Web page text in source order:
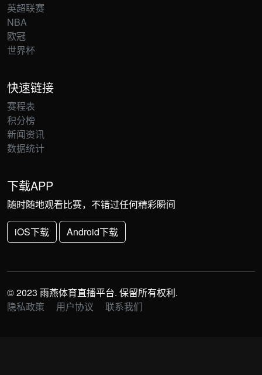
英超联赛
NBA
欧冠
世界杯
快速链接
赛程表
积分榜
新闻资讯
数据统计
下载APP
随时随地观看比赛，不错过任何精彩瞬间
iOS下载 Android下载
© 2023 雨燕体育直播平台. 保留所有权利.
隐私政策
用户协议 联系我们